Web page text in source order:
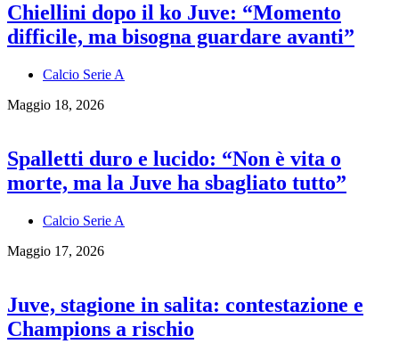
Chiellini dopo il ko Juve: “Momento
difficile, ma bisogna guardare avanti”
Calcio Serie A
Maggio 18, 2026
Spalletti duro e lucido: “Non è vita o
morte, ma la Juve ha sbagliato tutto”
Calcio Serie A
Maggio 17, 2026
Juve, stagione in salita: contestazione e
Champions a rischio